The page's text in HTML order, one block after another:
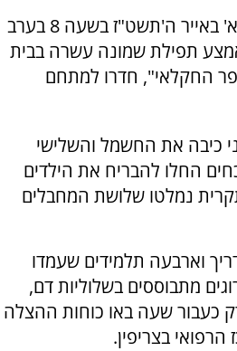
היה זה ביום רביעי אור לא' באייר ה'תשט"ז בשעה 8 בערב
תפילת שמונה עשרה בבית
החקלאי", חדרו למתחם
כיבה את החשמל והשלישי
החלו להבריח את הילדים
נמלטו שלושת המחבלים
וארבעה תלמידים שעמדו
מתבוססים בשלוליות דם,
כעבור שעה באו כוחות ההצלה
בצריפין.